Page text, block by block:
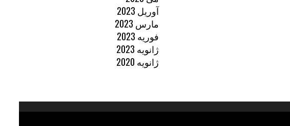
آوریل 2023
مارس 2023
فوریه 2023
ژانویه 2023
ژانویه 2020